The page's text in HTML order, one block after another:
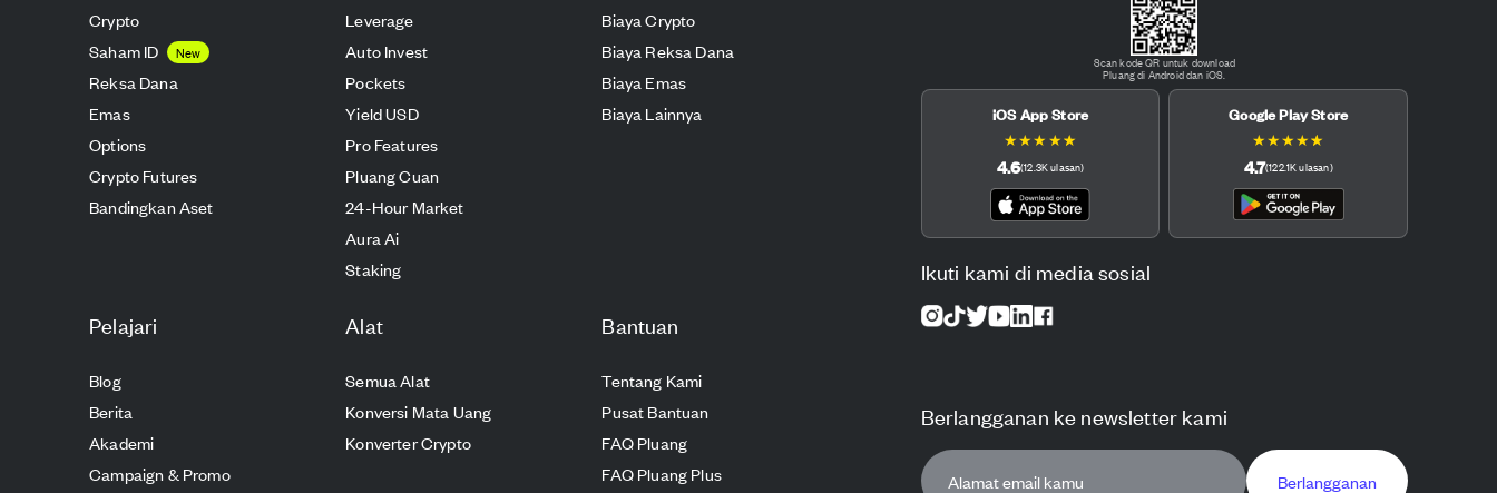
Crypto
Saham ID
New
Reksa Dana
Emas
Options
Crypto Futures
Bandingkan Aset
Leverage
Auto Invest
Pockets
Yield USD
Pro Features
Pluang Cuan
24-Hour Market
Aura Ai
Staking
Biaya Crypto
Biaya Reksa Dana
Biaya Emas
Biaya Lainnya
Pelajari
Blog
Berita
Akademi
Campaign & Promo
Alat
Semua Alat
Konversi Mata Uang
Konverter Crypto
Bantuan
Tentang Kami
Pusat Bantuan
FAQ Pluang
FAQ Pluang Plus
Scan kode QR untuk download
Pluang di Android dan iOS.
iOS App Store
★★★ ★★
4.6(12.3Kulasan)
Google Play Store
★★★★★
4.7(122.1Kulasan)
Ikuti kami di media sosial
Berlangganan ke newsletter kami
Berlangganan